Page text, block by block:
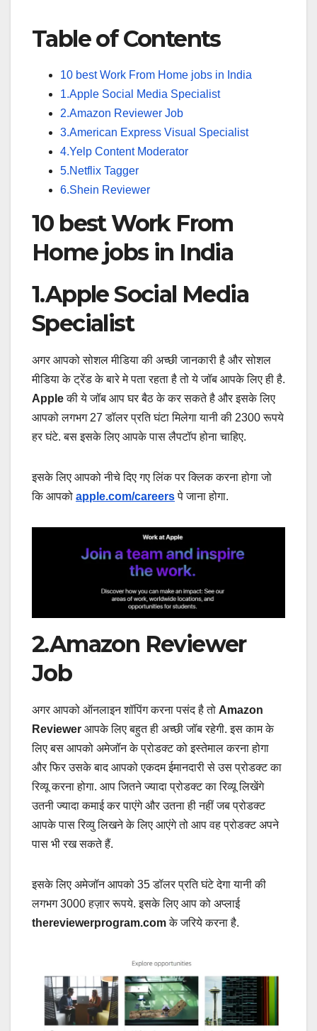
Table of Contents
10 best Work From Home jobs in India
1.Apple Social Media Specialist
2.Amazon Reviewer Job
3.American Express Visual Specialist
4.Yelp Content Moderator
5.Netflix Tagger
6.Shein Reviewer
10 best Work From
Home jobs in India
1.Apple Social Media
Specialist
अगर आपको सोशल मीडिया की अच्छी जानकारी है और सोशल
मीडिया के ट्रेंड के बारे मे पता रहता है तो ये जॉब आपके लिए ही है.
Appleकी ये जॉब आप घर बैठ के कर सकते है और इसके लिए
आपको लगभग 27 डॉलर प्रति घंटा मिलेगा यानी की 2300 रूपये
हर घंटे. बस इसके लिए आपके पास लैपटॉप होना चाहिए.
इसके लिए आपको नीचे दिए गए लिंक पर क्लिक करना होगा जो
कि आपको apple.com/careersपे जाना होगा.
2.Amazon Reviewer
Job
अगर आपको ऑनलाइन शॉपिंग करना पसंद है तो Amazon
Reviewer आपके लिए बहुत ही अच्छी जॉब रहेगी. इस काम के
लिए बस आपको अमेजॉन के प्रोडक्ट को इस्तेमाल करना होगा
और फिर उसके बाद आपको एकदम ईमानदारी से उस प्रोडक्ट का
रिव्यू करना होगा. आप जितने ज्यादा प्रोडक्ट का रिव्यू लिखेंगे
उतनी ज्यादा कमाई कर पाएंगे और उतना ही नहीं जब प्रोडक्ट
आपके पास रिव्यु लिखने के लिए आएंगे तो आप वह प्रोडक्ट अपने
पास भी रख सकते हैं.
इसके लिए अमेजॉन आपको 35 डॉलर प्रति घंटे देगा यानी की
लगभग 3000 हज़ार रूपये. इसके लिए आप को अप्लाई
thereviewerprogram.comके जरिये करना है.